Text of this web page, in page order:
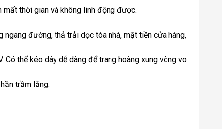
thời gian và không linh động được.
đường, thả trải dọc tòa nhà, mặt tiền cửa hàng,
thể kéo dây dễ dàng để trang hoàng xung vòng vo
trầm lắng.